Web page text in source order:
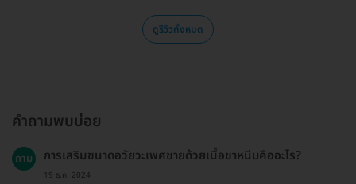
ดูรีวิวทั้งหมด
คำถามพบบ่อย
ถาม การเสริมขนาดอวัยวะเพศชายด้วยเนื้อขาหนีบคืออะไร?
19 ธ.ค. 2024